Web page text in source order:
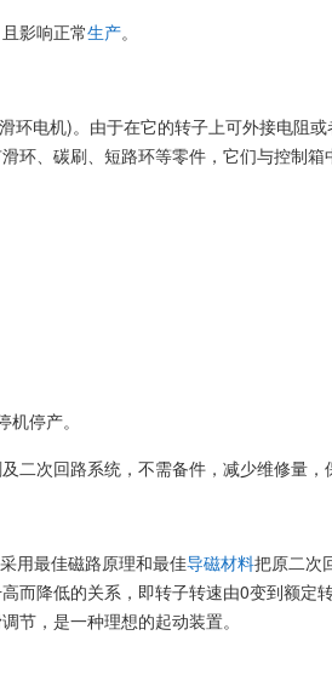
影响正常生产。
环电机)。由于在它的转子上可外接电
、碳刷、短路环等零件，它们与控制箱
机停产。
二次回路系统，不需备件，减少维修量
用最佳磁路原理和最佳导磁材料把原二次
而降低的关系，即转子转速由0变到额
节，是一种理想的起动装置。